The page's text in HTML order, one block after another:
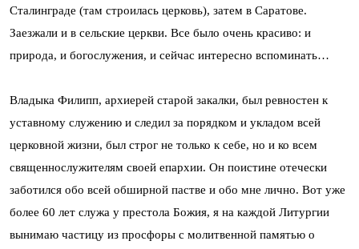
Сталинграде (там строилась церковь), затем в Саратове.
Заезжали и в сельские церкви. Все было очень красиво: и
природа, и богослужения, и сейчас интересно вспоминать…
Владыка Филипп, архиерей старой закалки, был ревностен к
уставному служению и следил за порядком и укладом всей
церковной жизни, был строг не только к себе, но и ко всем
священнослужителям своей епархии. Он поистине отечески
заботился обо всей обширной пастве и обо мне лично. Вот уже
более 60 лет служа у престола Божия, я на каждой Литургии
вынимаю частицу из просфоры с молитвенной памятью о